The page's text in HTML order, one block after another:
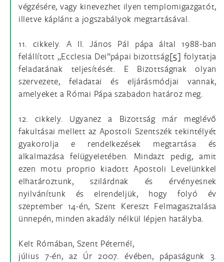
végzésére, vagy kinevezhet ilyen templomigazgatót,
illetve káplánt a jogszabályok megtartásával.
11. cikkely. A II. János Pál pápa által 1988-ban
felállított „Ecclesia Dei”pápai bizottság[5] folytatja
feladatának teljesítését. E Bizottságnak olyan
szervezete, feladatai és eljárásmódjai vannak,
amelyeket a Római Pápa szabadon határoz meg.
12. cikkely. Ugyanez a Bizottság már meglévő
fakultásai mellett az Apostoli Szentszék tekintélyét
gyakorolja e rendelkezések megtartása és
alkalmazása felügyeletében. Mindazt pedig, amit
ezen motu proprio kiadott Apostoli Levelünkkel
elhatároztunk, szilárdnak és érvényesnek
nyilvánítunk és elrendeljük, hogy folyó év
szeptember 14-én, Szent Kereszt Felmagasztalása
ünnepén, minden akadály nélkül lépjen hatályba.
Kelt Rómában, Szent Péternél,
július 7-én, az Úr 2007. évében, pápaságunk 3.